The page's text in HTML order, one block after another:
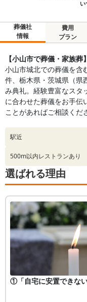
い
葬儀社
情報
費用
プラン
【小山市で葬儀・家族
小山市城北での葬儀を含
件、栃木県・茨城県（県
み典礼。経験豊富なスタ
に合わせた葬儀をお手伝
ことがあればご相談くだ
駅近
500m以内レストランあり
選ばれる理由
①「自宅に安置できな